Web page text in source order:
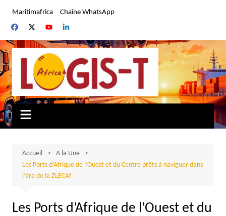
contenu
Maritimafrica Chaîne WhatsApp
Accueil
A la Une
Les Ports d’Afrique de l’Ouest et du Centre prêts à naviguer dans
l’ère de la ZLECAf
Les Ports d’Afrique de l’Ouest et du